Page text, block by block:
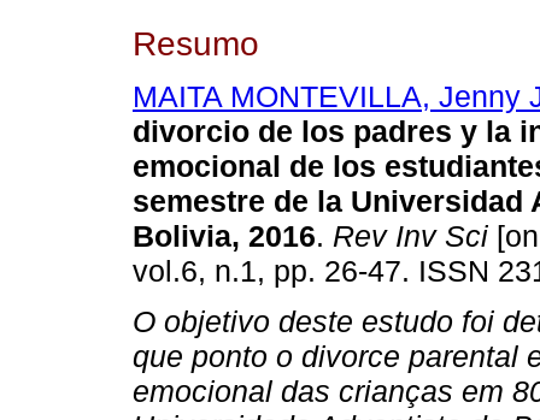
Resumo
MAITA MONTEVILLA, Jenny
divorcio de los padres y la
emocional de los
semestre de la Universidad
Bolivia, 2016. Rev Inv Sci
vol.6, n.1, pp. 26-47. ISSN
O objetivo deste estudo foi
que ponto o divorce parental
emocional das crianças em